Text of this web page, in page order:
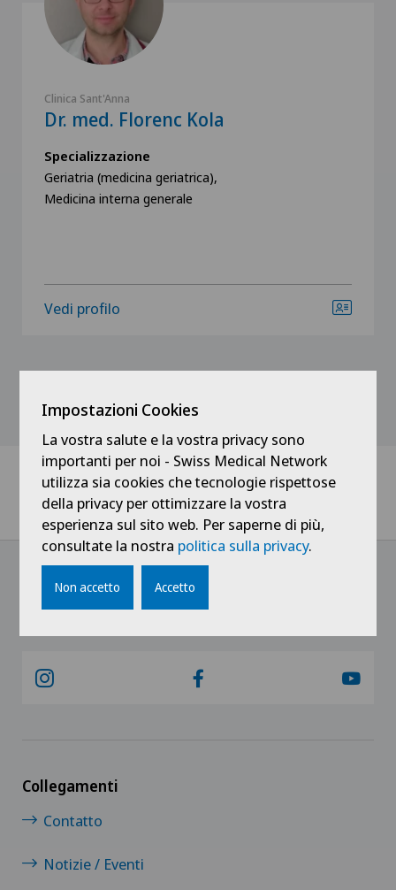
Clinica Sant'Anna
Dr. med. Florenc Kola
Specializzazione
Geriatria (medicina geriatrica),
Medicina interna generale
Vedi profilo
Home Notizie / Eventi Teleticino - Pronto Dottore, la Geriatria
Collegamenti
Contatto
Notizie / Eventi
Impostazioni Cookies
La vostra salute e la vostra privacy sono
importanti per noi - Swiss Medical Network
utilizza sia cookies che tecnologie rispettose
della privacy per ottimizzare la vostra
esperienza sul sito web. Per saperne di più,
consultate la nostra politica sulla privacy.
Non accetto Accetto